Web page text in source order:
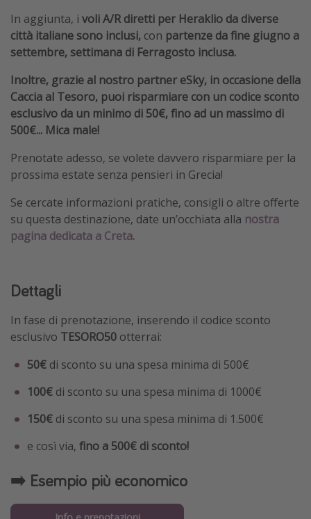
In aggiunta, i voli A/R diretti per Heraklio da diverse
città italiane sono inclusi, con partenze da fine giugno a
settembre, settimana di Ferragosto inclusa.
Inoltre, grazie al nostro partner eSky, in occasione della
Caccia al Tesoro, puoi risparmiare con un codice sconto
esclusivo da un minimo di 50€, fino ad un massimo di
500€... Mica male!
Prenotate adesso, se volete davvero risparmiare per la
prossima estate senza pensieri in Grecia!
Se cercate informazioni pratiche, consigli o altre offerte
su questa destinazione, date un’occhiata alla nostra
pagina dedicata a Creta.
Dettagli
In fase di prenotazione, inserendo il codice sconto
esclusivo TESORO50 otterrai:
50€ di sconto su una spesa minima di 500€
100€ di sconto su una spesa minima di 1000€
150€ di sconto su una spesa minima di 1.500€
e così via, fino a 500€ di sconto!
➡️ Esempio più economico